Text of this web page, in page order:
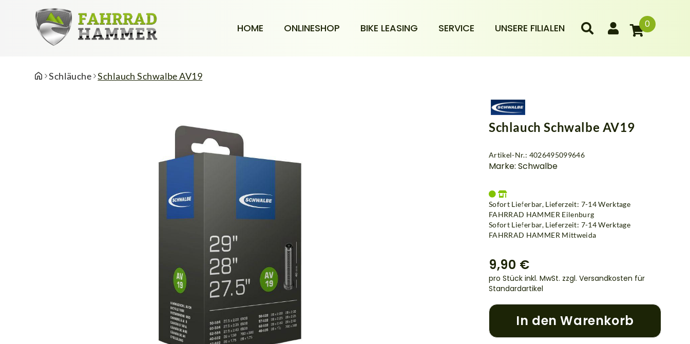
HOME ONLINESHOP BIKE LEASING SERVICE UNSERE FILIALEN 0
Schläuche Schlauch Schwalbe AV19
Schlauch Schwalbe AV19
Artikel-Nr.: 4026495099646
Marke: Schwalbe
Sofort Lieferbar, Lieferzeit: 7-14 Werktage
FAHRRAD HAMMER Eilenburg
Sofort Lieferbar, Lieferzeit: 7-14 Werktage
FAHRRAD HAMMER Mittweida
9,90 €
pro Stück inkl. MwSt. zzgl. Versandkosten für
Standardartikel
In den Warenkorb